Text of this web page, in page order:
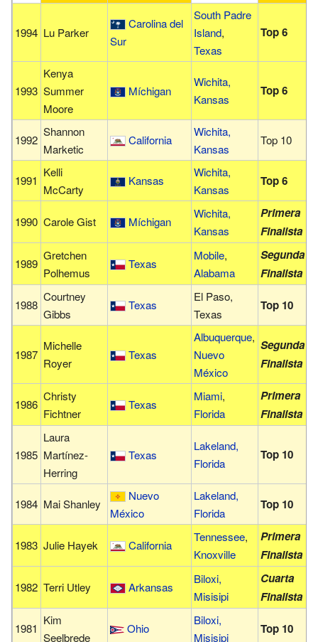
1994 Lu Parker
Carolina del
Sur
South Padre
Island,
Texas
Top 6
1993
Kenya
Summer
Moore
Míchigan
Wichita,
Kansas
Top 6
1992
Shannon
Marketic
California
Wichita,
Kansas
Top 10
1991
Kelli
McCarty
Kansas
Wichita,
Kansas
Top 6
1990 Carole Gist Míchigan
Wichita,
Kansas
Primera
Finalista
1989
Gretchen
Polhemus
Texas
Mobile,
Alabama
Segunda
Finalista
1988
Courtney
Gibbs
Texas
El Paso,
Texas
Top 10
1987
Michelle
Royer
Texas
Albuquerque,
Nuevo
México
Segunda
Finalista
1986
Christy
Fichtner
Texas
Miami,
Florida
Primera
Finalista
1985
Laura
Martínez-
Herring
Texas
Lakeland,
Florida
Top 10
1984 Mai Shanley
Nuevo
México
Lakeland,
Florida
Top 10
1983 Julie Hayek California
Tennessee,
Knoxville
Primera
Finalista
1982 Terri Utley Arkansas
Biloxi,
Misisipi
Cuarta
Finalista
1981
Kim
Seelbrede
Ohio
Biloxi,
Misisipi
Top 10